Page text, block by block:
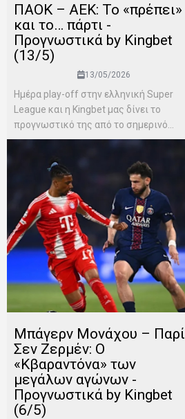
ΠΑΟΚ – ΑΕΚ: Το «πρέπει»
και το… πάρτι -
Προγνωστικά by Kingbet
(13/5)
13/05/2026
Ημέρα play-off στην ελληνική Super
League και η Kingbet μας δίνει το
προγνωστικό της από το σημερινό...
Μπάγερν Μονάχου – Παρί
Σεν Ζερμέν: Ο
«Κβαραντόνα» των
μεγάλων αγώνων -
Προγνωστικά by Kingbet
(6/5)